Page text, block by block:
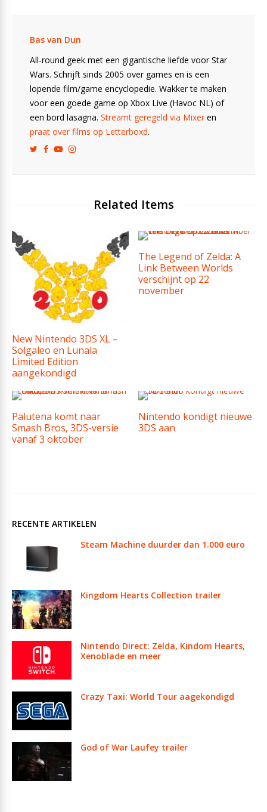
Bas van Dun
All-round geek met een gigantische liefde voor Star
Wars. Schrijft sinds 2005 over games en is een
lopende film/game encyclopedie. Wakker te maken
voor een goede game op Xbox Live (Havoc NL) of
een bord lasagna. Streamt geregeld via Mixeren
praat over films op Letterboxd.
Related Items
New Nintendo 3DS XL –
Solgaleo en Lunala
Limited Edition
aangekondigd
The Legend of Zelda: A
Link Between Worlds
verschijnt op 22
november
Palutena komt naar
Smash Bros, 3DS-versie
vanaf 3 oktober
Nintendo kondigt nieuwe
3DS aan
RECENTE ARTIKELEN
Steam Machine duurder dan 1.000 euro
Kingdom Hearts Collection trailer
Nintendo Direct: Zelda, Kindom Hearts,
Xenoblade en meer
Crazy Taxi: World Tour aagekondigd
God of War Laufey trailer